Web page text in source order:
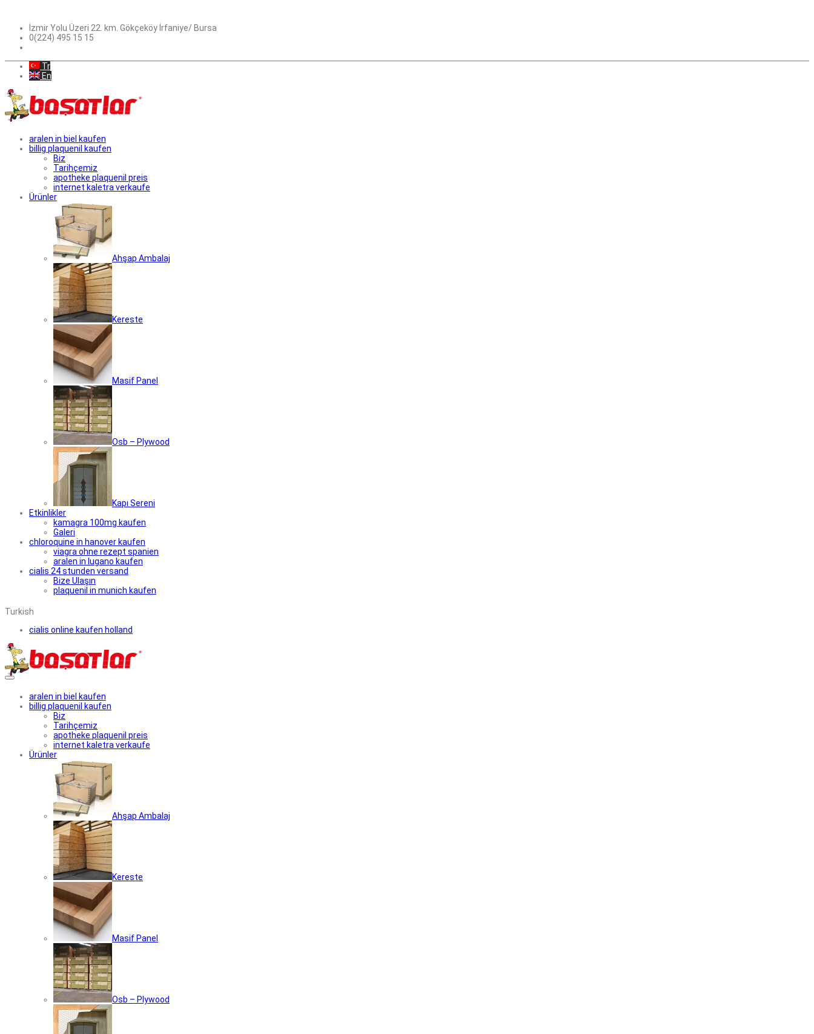
İzmir Yolu Üzeri 22. km. Gökçeköy İrfaniye/ Bursa
0(224) 495 15 15
Tr
En
aralen in biel kaufen
billig plaquenil kaufen
Biz
Tarihçemiz
apotheke plaquenil preis
internet kaletra verkaufe
Ürünler
Ahşap Ambalaj
Kereste
Masif Panel
Osb – Plywood
Kapı Sereni
Etkinlikler
kamagra 100mg kaufen
Galeri
chloroquine in hanover kaufen
viagra ohne rezept spanien
aralen in lugano kaufen
cialis 24 stunden versand
Bize Ulaşın
plaquenil in munich kaufen
Turkish
cialis online kaufen holland
aralen in biel kaufen
billig plaquenil kaufen
Biz
Tarihçemiz
apotheke plaquenil preis
internet kaletra verkaufe
Ürünler
Ahşap Ambalaj
Kereste
Masif Panel
Osb – Plywood